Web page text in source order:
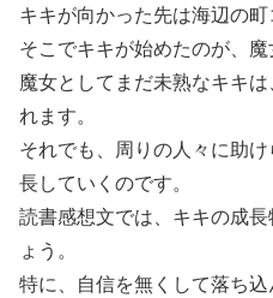
キキが向かった先は海辺の町
そこでキキが始めたのが、魔
魔女としてまだ未熟なキキ
れます。
それでも、周りの人々に助
長していくのです。
読書感想文では、キキの成
ょう。
特に、自信を無くして落ち